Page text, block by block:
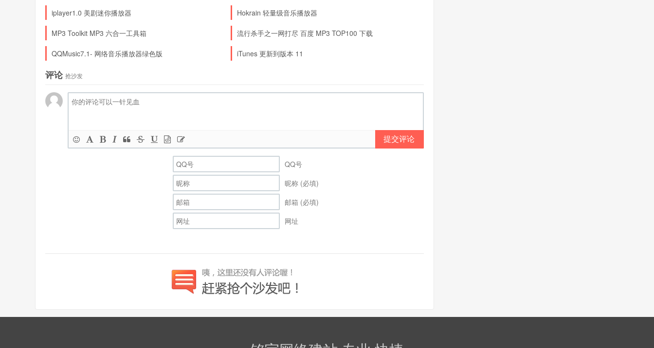
iplayer1.0 美剧迷你播放器 Hokrain 轻量级音乐播放器
MP3 Toolkit MP3 六合一工具箱 流行杀手之一网打尽 百度 MP3 TOP100 下载
QQMusic7.1- 网络音乐播放器绿色版 iTunes 更新到版本 11
评论 抢沙发
提交评论
QQ号
昵称 (必填)
邮箱 (必填)
网址